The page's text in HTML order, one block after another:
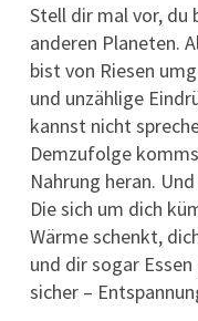
Stell dir mal vor, du
anderen Planeten.
bist von Riesen
und unzählige
kannst nicht
Demzufolge
Nahrung heran.
Die sich um dich
Wärme schenkt,
und dir sogar
sicher –